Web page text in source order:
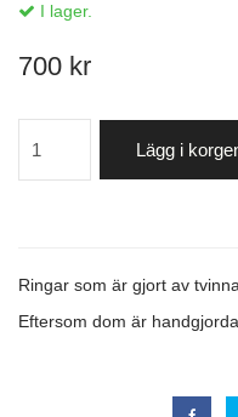
I lager.
700 kr
Lägg i
Ringar som är gjort av
Eftersom dom är